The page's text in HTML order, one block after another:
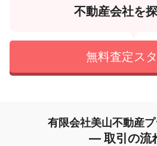
不動産会社を
無料査定ス
有限会社美山不動産
― 取引の流